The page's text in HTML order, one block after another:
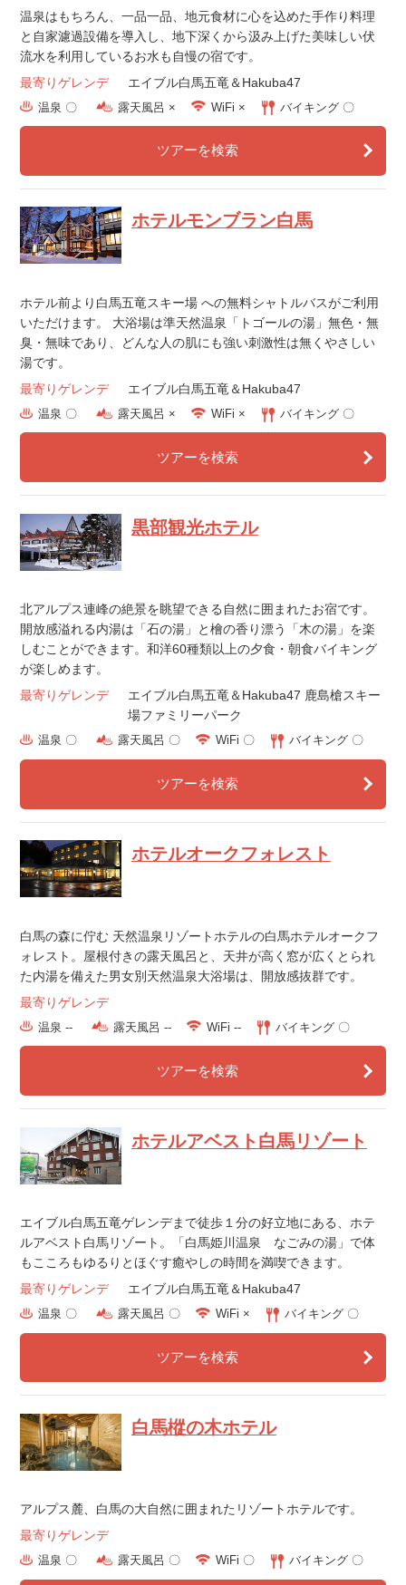
温泉はもちろん、一品一品、地元食材に心を込めた手作り料理
と自家濾過設備を導入し、地下深くから汲み上げた美味しい伏
流水を利用しているお水も自慢の宿です。
最寄りゲレンデ
エイブル白馬五竜＆Hakuba47
温泉 〇 露天風呂 × WiFi × バイキング 〇
ツアーを検索
ホテルモンブラン白馬
ホテル前より白馬五竜スキー場 への無料シャトルバスがご利用
いただけます。 大浴場は準天然温泉「トゴールの湯」無色・無
臭・無味であり、どんな人の肌にも強い刺激性は無くやさしい
湯です。
最寄りゲレンデ
エイブル白馬五竜＆Hakuba47
温泉 〇 露天風呂 × WiFi × バイキング 〇
ツアーを検索
黒部観光ホテル
北アルプス連峰の絶景を眺望できる自然に囲まれたお宿です。
開放感溢れる内湯は「石の湯」と檜の香り漂う「木の湯」を楽
しむことができます。和洋60種類以上の夕食・朝食バイキング
が楽しめます。
最寄りゲレンデ
エイブル白馬五竜＆Hakuba47 鹿島槍スキー
場ファミリーパーク
温泉 〇 露天風呂 〇 WiFi 〇 バイキング 〇
ツアーを検索
ホテルオークフォレスト
白馬の森に佇む 天然温泉リゾートホテルの白馬ホテルオークフ
ォレスト。屋根付きの露天風呂と、天井が高く窓が広くとられ
た内湯を備えた男女別天然温泉大浴場は、開放感抜群です。
最寄りゲレンデ
温泉 -- 露天風呂 -- WiFi -- バイキング 〇
ツアーを検索
ホテルアベスト白馬リゾート
エイブル白馬五竜ゲレンデまで徒歩１分の好立地にある、ホテ
ルアベスト白馬リゾート。「白馬姫川温泉 なごみの湯」で体
もこころもゆるりとほぐす癒やしの時間を満喫できます。
最寄りゲレンデ
エイブル白馬五竜＆Hakuba47
温泉 〇 露天風呂 〇 WiFi × バイキング 〇
ツアーを検索
白馬樅の木ホテル
アルプス麓、白馬の大自然に囲まれたリゾートホテルです。
最寄りゲレンデ
温泉 〇 露天風呂 〇 WiFi 〇 バイキング 〇